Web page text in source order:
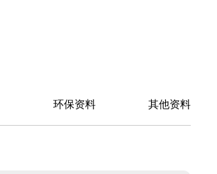
环保资料 其他资料